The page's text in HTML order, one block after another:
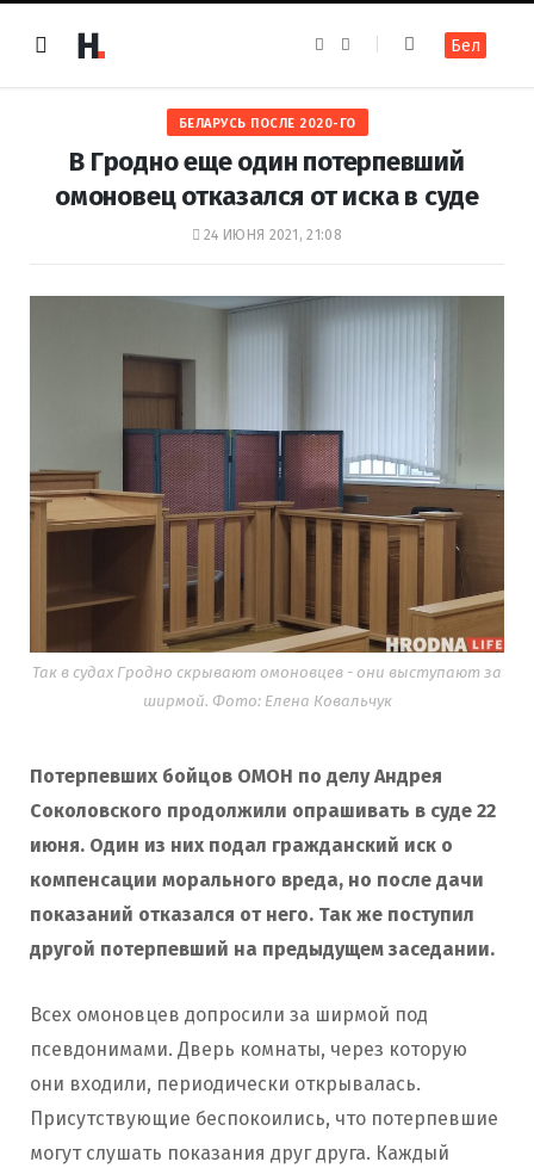
e
b
o
o
k
t
a
g
r
a
m
Бел
БЕЛАРУСЬ ПОСЛЕ 2020-ГО
В Гродно еще один потерпевший
омоновец отказался от иска в суде
24 ИЮНЯ 2021, 21:08
Так в судах Гродно скрывают омоновцев - они выступают за
ширмой. Фото: Елена Ковальчук
Потерпевших бойцов ОМОН по делу Андрея
Соколовского продолжили опрашивать в суде 22
июня. Один из них подал гражданский иск о
компенсации морального вреда, но после дачи
показаний отказался от него. Так же поступил
другой потерпевший на предыдущем заседании.
Всех омоновцев допросили за ширмой под
псевдонимами. Дверь комнаты, через которую
они входили, периодически открывалась.
Присутствующие беспокоились, что потерпевшие
могут слушать показания друг друга. Каждый